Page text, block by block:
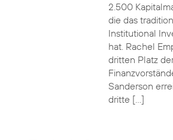
2.500
die das
Institutional
hat. Rachel
dritten Platz
Sanderson
dritte […]